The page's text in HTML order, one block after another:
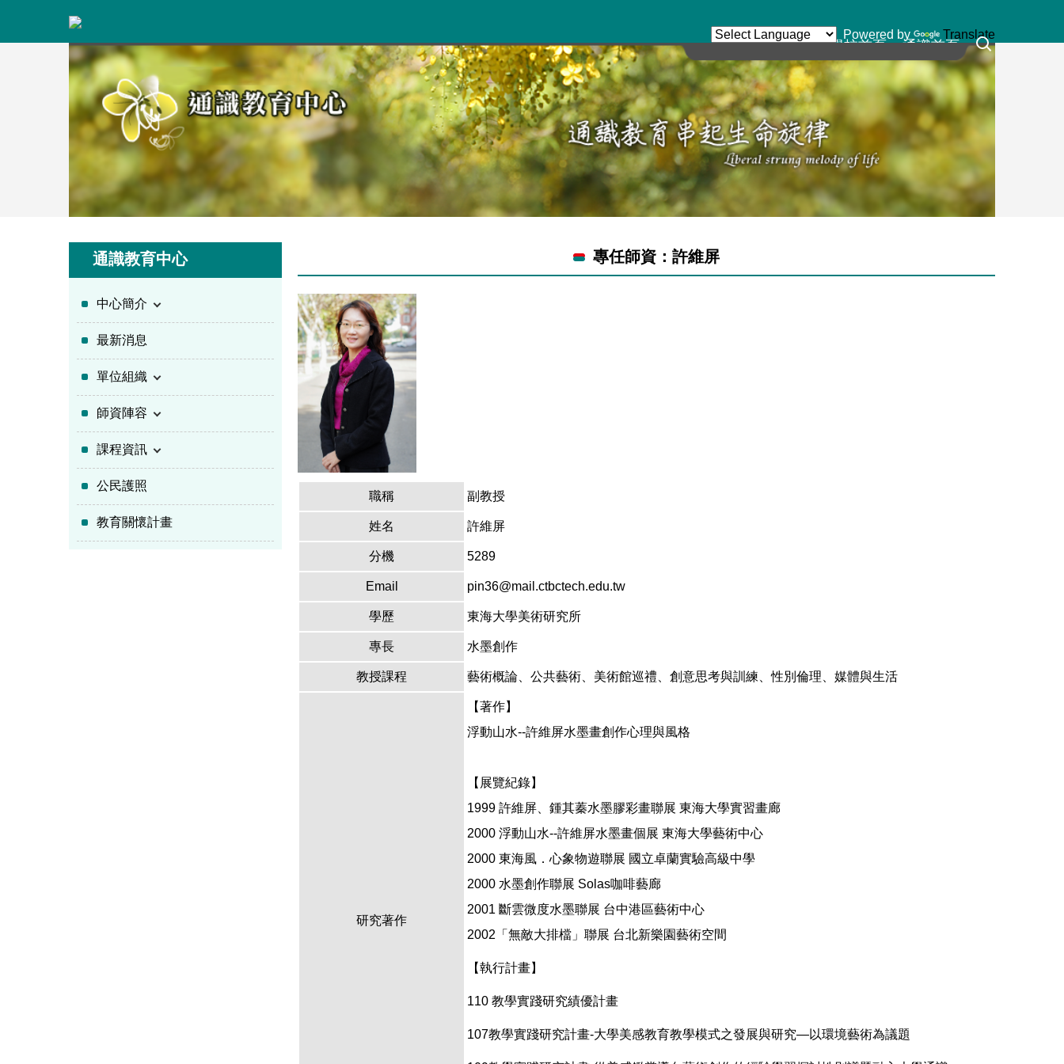
Powered by Translate
學校首頁 通識首頁
通識教育中心
中心簡介
最新消息
單位組織
師資陣容
課程資訊
公民護照
教育關懷計畫
專任師資：許維屏
職稱 副教授
姓名 許維屏
分機 5289
Email pin36@mail.ctbctech.edu.tw
學歷 東海大學美術研究所
專長 水墨創作
教授課程 藝術概論、公共藝術、美術館巡禮、創意思考與訓練、性別倫理、媒體與生活
研究著作
【著作】
浮動山水--許維屏水墨畫創作心理與風格
【展覽紀錄】
1999 許維屏、鍾其蓁水墨膠彩畫聯展 東海大學實習畫廊
2000 浮動山水--許維屏水墨畫個展 東海大學藝術中心
2000 東海風．心象物遊聯展 國立卓蘭實驗高級中學
2000 水墨創作聯展 Solas咖啡藝廊
2001 斷雲微度水墨聯展 台中港區藝術中心
2002「無敵大排檔」聯展 台北新樂園藝術空間
【執行計畫】
110 教學實踐研究績優計畫
107教學實踐研究計畫-大學美感教育教學模式之發展與研究—以環境藝術為議題